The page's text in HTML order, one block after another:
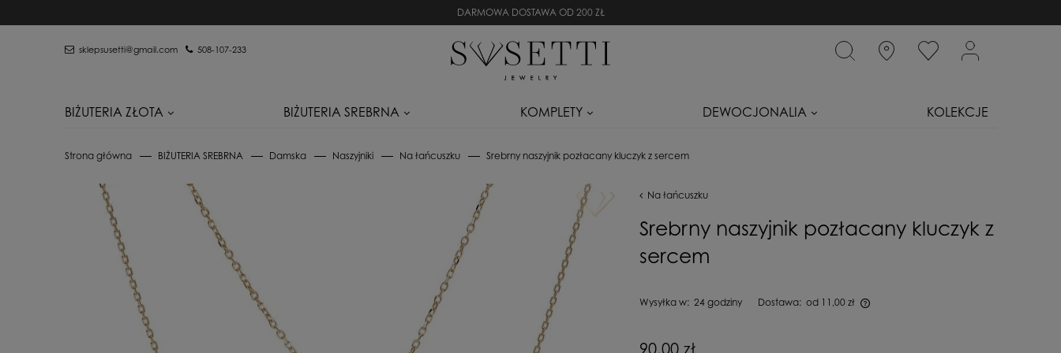
DARMOWA DOSTAWA OD 200 ZŁ
sklepsusetti@gmail.com 508-107-233
BIŻUTERIA ZŁOTA BIŻUTERIA SREBRNA KOMPLETY DEWOCJONALIA KOLEKCJE
Strona główna BIŻUTERIA SREBRNA Damska Naszyjniki Na łańcuszku Srebrny naszyjnik pozłacany kluczyk z sercem
Na łańcuszku
Srebrny naszyjnik pozłacany kluczyk z
sercem
Wysyłka w: 24 godziny Dostawa: od 11,00 zł
90,00 zł